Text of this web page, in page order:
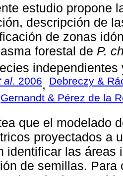
estudio propone
descripción de
de zonas
forestal de P.
al. 2006, Debreczy &
Gernandt & Pérez de la
que el modelado
proyectados a
identificar las áreas
de semillas.